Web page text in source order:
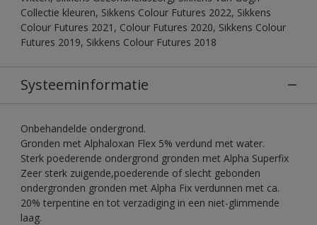
Collectie kleuren, Sikkens Colour Futures 2022, Sikkens
Colour Futures 2021, Colour Futures 2020, Sikkens Colour
Futures 2019, Sikkens Colour Futures 2018
Systeeminformatie
Onbehandelde ondergrond.
Gronden met Alphaloxan Flex 5% verdund met water.
Sterk poederende ondergrond gronden met Alpha Superfix
Zeer sterk zuigende,poederende of slecht gebonden
ondergronden gronden met Alpha Fix verdunnen met ca.
20% terpentine en tot verzadiging in een niet-glimmende
laag.